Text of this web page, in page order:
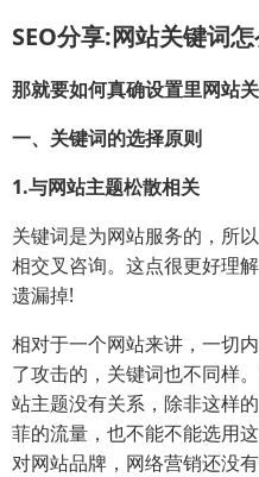
SEO分享:网站关键词
那就要如何真确设置里网站
一、关键词的选择原则
1.与网站主题松散相关
关键词是为网站服务的，所
相交叉咨询。这点很更好理
遗漏掉!
相对于一个网站来讲，一切
了攻击的，关键词也不同样
站主题没有关系，除非这样
菲的流量，也不能不能选用
对网站品牌，网络营销还没